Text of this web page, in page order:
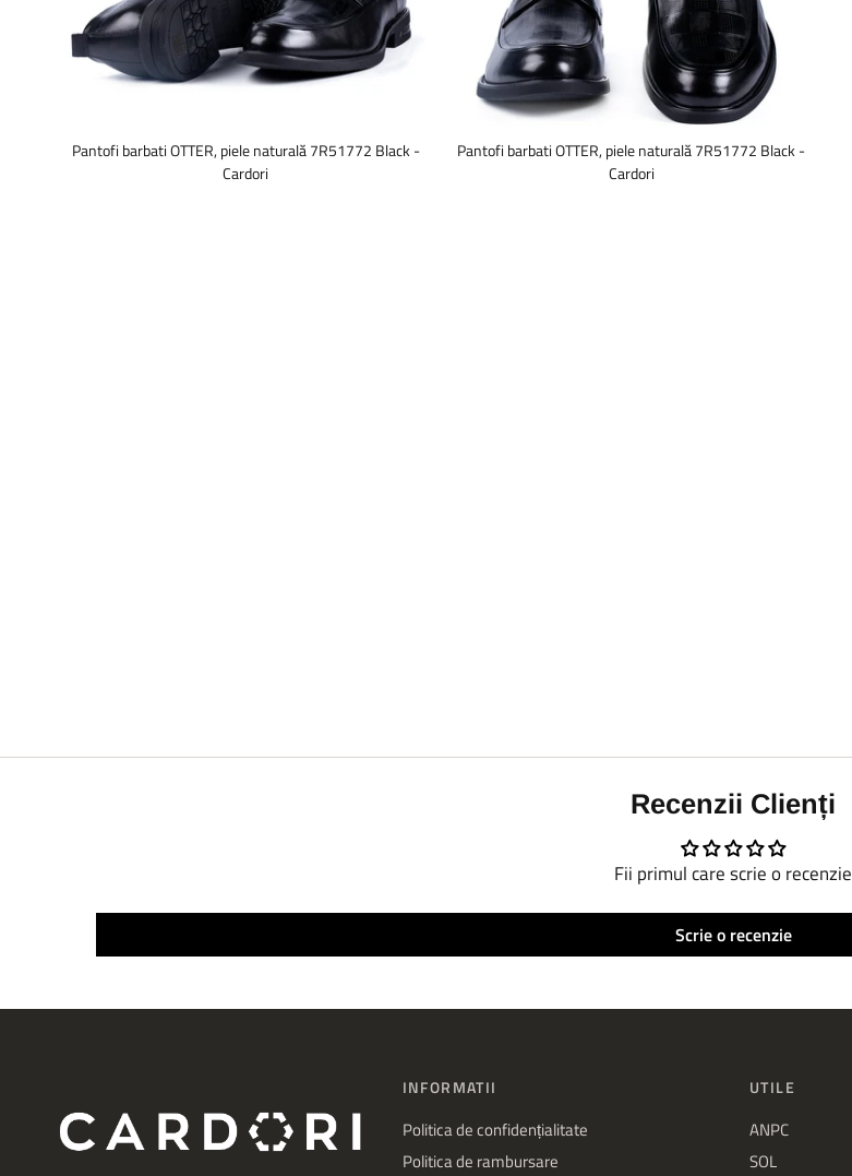
Pantofi barbati OTTER, piele naturală 7R51772 Black -
Cardori
Pantofi barbati OTTER, piele naturală 7R51772 Black -
Cardori
Recenzii Clienți
Fii primul care scrie o recenzie
Scrie o recenzie
INFORMATII
Politica de confidențialitate
Politica de rambursare
UTILE
ANPC
SOL